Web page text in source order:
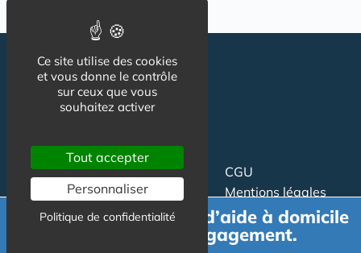
Suivez-nous
CGU
Mentions légales
Charte
Proposer un article
Demande de devis d’aide à domicile
gratuit et sans engagement.
Ce site utilise des cookies
et vous donne le contrôle
sur ceux que vous
souhaitez activer
Tout accepter
Personnaliser
Politique de confidentialité